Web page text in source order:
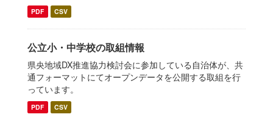
PDF CSV
公立小・中学校の取組情報
県央地域DX推進協力検討会に参加している自治体が、共
通フォーマットにてオープンデータを公開する取組を行
っています。
PDF CSV